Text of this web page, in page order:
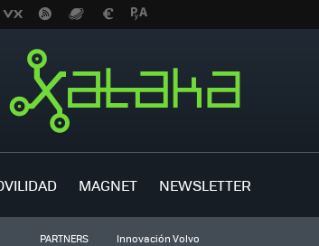
MAGNET NEWSLETTER
PARTNERS Innovación Volvo